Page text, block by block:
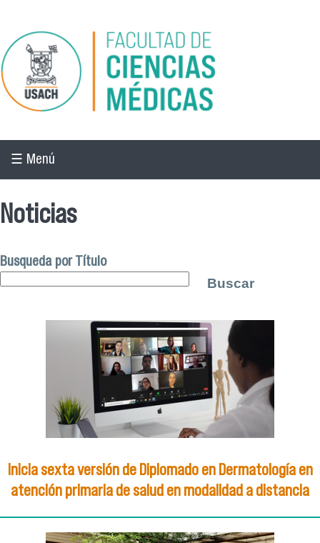
Pasar al contenido principal
☰ Menú
Noticias
Busqueda por Título
Inicia sexta versión de Diplomado en Dermatología en
atención primaria de salud en modalidad a distancia